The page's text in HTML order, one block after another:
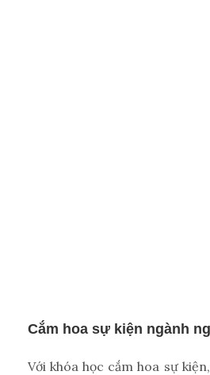
Cắm hoa sự kiện ngành
Với khóa học cắm hoa sự